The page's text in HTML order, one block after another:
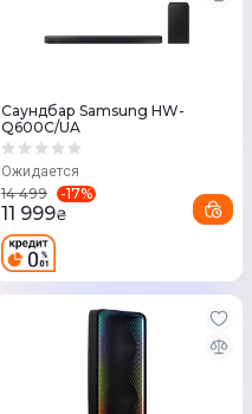
Саундбар Samsung HW-
Q600C/UA
Ожидается
14 499 -17%
11 999₴